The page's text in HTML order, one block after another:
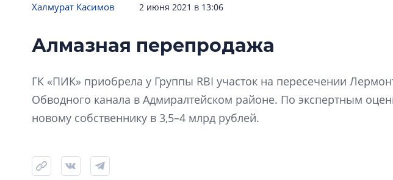
Халмурат Касимов 2 июня 2021 в 13:06
Алмазная перепродажа
ГК «ПИК» приобрела у Группы RBI участок на пересечении
Обводного канала в Адмиралтейском районе. По экспертным
новому собственнику в 3,5–4 млрд рублей.